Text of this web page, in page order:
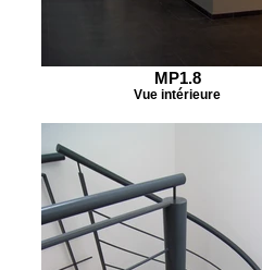
MP1.8
Vue intérieure